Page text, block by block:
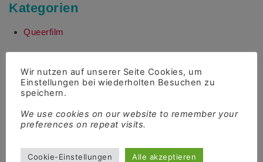
Kategorien
Queerfilm
Spenden
Wir nutzen auf unserer Seite Cookies, um
Einstellungen bei wiederholten Besuchen zu
speichern.
We use cookies on our website to remember your
preferences on repeat visits.
Cookie-Einstellungen Alle akzeptieren